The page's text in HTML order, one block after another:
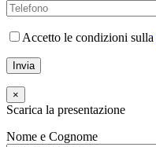
Accetto le condizioni sulla
×
Scarica la presentazione
Nome e Cognome